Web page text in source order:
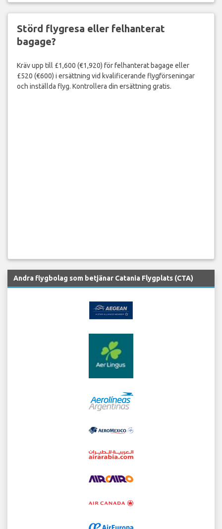
Störd flygresa eller felhanterat
bagage?
Kräv upp till £1,600 (€1,920) för felhanterat bagage eller
£520 (€600) i ersättning vid kvalificerande flygförseningar
och inställda flyg. Kontrollera din ersättning gratis.
Andra flygbolag som betjänar Catania Flygplats (CTA)